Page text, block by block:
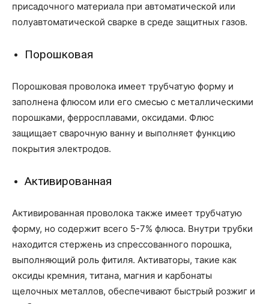
присадочного материала при автоматической или
полуавтоматической сварке в среде защитных газов.
Порошковая
Порошковая проволока имеет трубчатую форму и
заполнена флюсом или его смесью с металлическими
порошками, ферросплавами, оксидами. Флюс
защищает сварочную ванну и выполняет функцию
покрытия электродов.
Активированная
Активированная проволока также имеет трубчатую
форму, но содержит всего 5-7% флюса. Внутри трубки
находится стержень из спрессованного порошка,
выполняющий роль фитиля. Активаторы, такие как
оксиды кремния, титана, магния и карбонаты
щелочных металлов, обеспечивают быстрый розжиг и